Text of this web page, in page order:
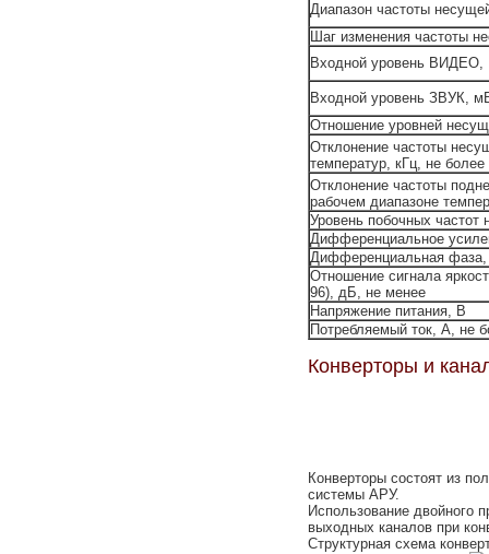
Диапазон частоты
Шаг изменения частоты
Входной уровень ВИДЕО,
Входной уровень ЗВУК,
Отношение уровней
Отклонение частоты
температур, кГц, не более
Отклонение частоты
рабочем диапазоне
Уровень побочных
Дифференциальное
Дифференциальная фаза,
Отношение сигнала
96), дБ, не менее
Напряжение питания, В
Потребляемый ток, А, не
Конверторы и
Конверторы состоят из
системы АРУ.
Использование двойного
выходных каналов при
Структурная схема